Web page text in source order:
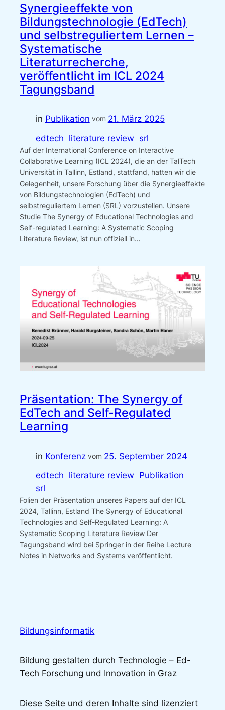
Synergieeffekte von
Bildungstechnologie (EdTech)
und selbstreguliertem Lernen –
Systematische
Literaturrecherche,
veröffentlicht im ICL 2024
Tagungsband
in Publikation vom 21. März 2025
edtech literature review srl
Auf der International Conference on Interactive
Collaborative Learning (ICL 2024), die an der TalTech
Universität in Tallinn, Estland, stattfand, hatten wir die
Gelegenheit, unsere Forschung über die Synergieeffekte
von Bildungstechnologien (EdTech) und
selbstreguliertem Lernen (SRL) vorzustellen. Unsere
Studie The Synergy of Educational Technologies and
Self-regulated Learning: A Systematic Scoping
Literature Review, ist nun offiziell in…
Präsentation: The Synergy of
EdTech and Self-Regulated
Learning
in Konferenz vom 25. September 2024
edtech literature review Publikation
srl
Folien der Präsentation unseres Papers auf der ICL
2024, Tallinn, Estland The Synergy of Educational
Technologies and Self-Regulated Learning: A
Systematic Scoping Literature Review Der
Tagungsband wird bei Springer in der Reihe Lecture
Notes in Networks and Systems veröffentlicht.
Bildungsinformatik
Bildung gestalten durch Technologie – Ed-
Tech Forschung und Innovation in Graz
Diese Seite und deren Inhalte sind lizenziert